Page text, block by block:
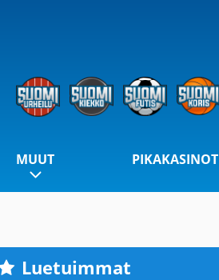
MUUT PIKAKASINOT
Luetuimmat